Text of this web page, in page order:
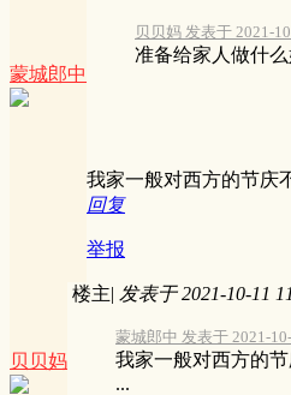
蒙城郎中
贝贝妈 发表于 2021-
准备给家人做什么
我家一般对西方的节庆
回复
举报
贝贝妈
楼主| 发表于 2021-10-11
蒙城郎中 发表于 2021-
我家一般对西方的
...